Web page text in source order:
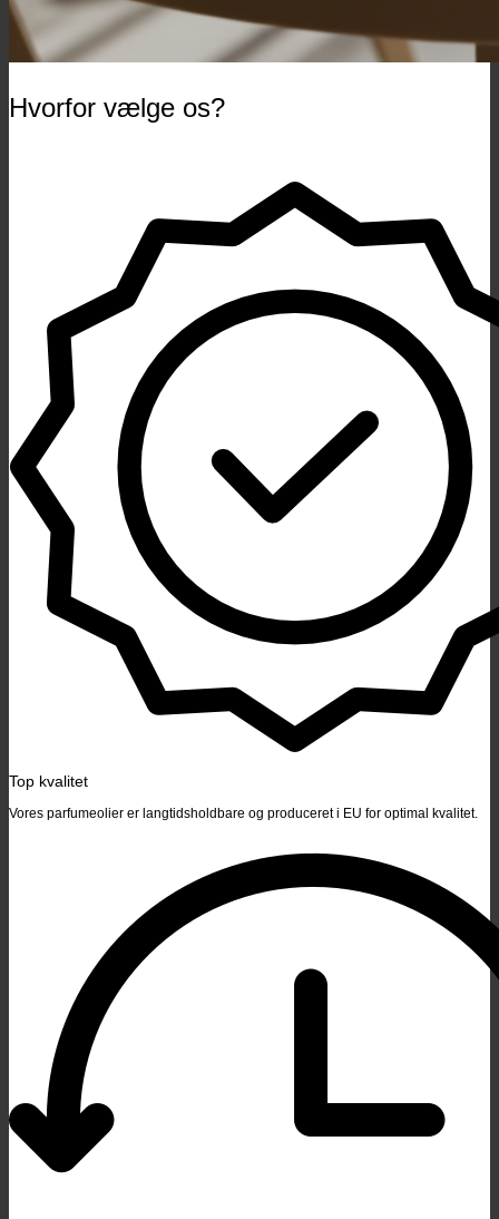
Hvorfor vælge os?
Top kvalitet
Vores parfumeolier er langtidsholdbare og produceret i EU for optimal kvalitet.